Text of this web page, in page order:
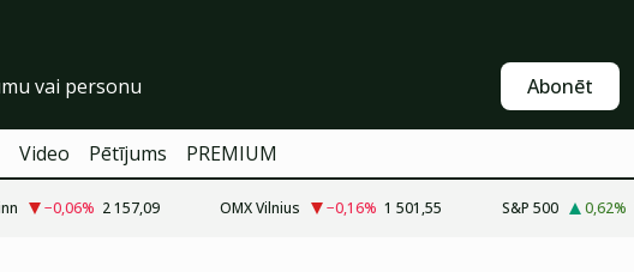
Abonēt
Video Pētījums PREMIUM
−0,06% 2 157,09 OMX Vilnius −0,16% 1 501,55 S&P 500 0,62%